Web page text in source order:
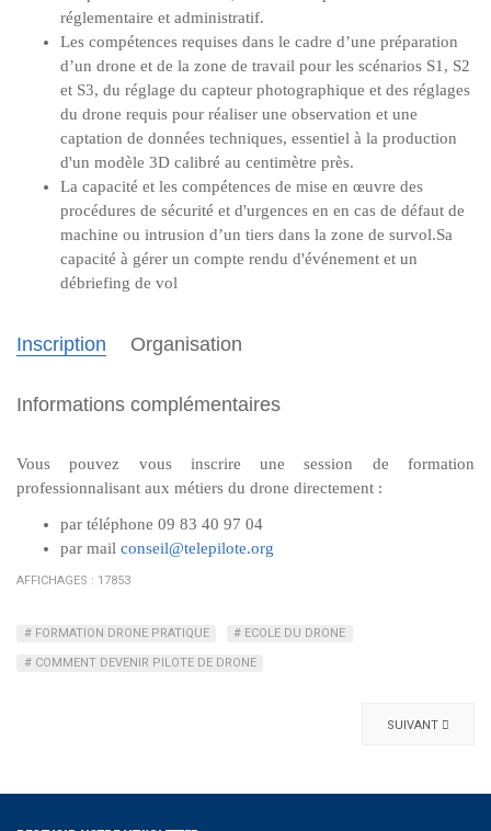
réglementaire et administratif.
Les compétences requises dans le cadre d’une préparation
d’un drone et de la zone de travail pour les scénarios S1, S2
et S3, du réglage du capteur photographique et des réglages
du drone requis pour réaliser une observation et une
captation de données techniques, essentiel à la production
d'un modèle 3D calibré au centimètre près.
La capacité et les compétences de mise en œuvre des
procédures de sécurité et d'urgences en en cas de défaut de
machine ou intrusion d’un tiers dans la zone de survol.Sa
capacité à gérer un compte rendu d'événement et un
débriefing de vol
Inscription Organisation
Informations complémentaires
Vous pouvez vous inscrire une session de formation
professionnalisant aux métiers du drone directement :
par téléphone 09 83 40 97 04
par mail conseil@telepilote.org
AFFICHAGES : 17853
FORMATION DRONE PRATIQUE ECOLE DU DRONE
COMMENT DEVENIR PILOTE DE DRONE
SUIVANT